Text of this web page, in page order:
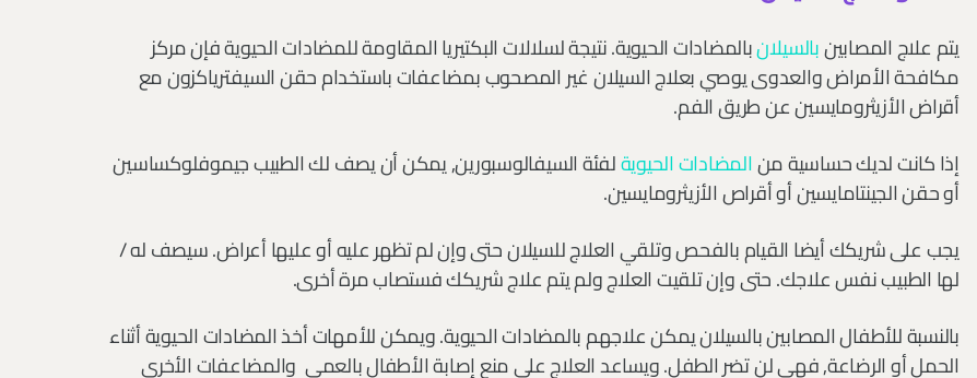
يتم علاج المصابينبالسيلانبالمضادات الحيوية. نتيجة لسلالات البكتيريا المقاومة للمضادات الحيوية فإن مركز
مكافحة الأمراض والعدوى يوصي بعلاج السيلان غير المصحوب بمضاعفات باستخدام حقن السيفترياكزون مع
أقراض الأزيثرومايسين عن طريق الفم.
إذا كانت لديك حساسية منالمضادات الحيويةلفئة السيفالوسبورين, يمكن أن يصف لك الطبيب جيموفلوكساسين
أو حقن الجينتامايسين أو أقراص الأزيثرومايسين.
يجب على شريكك أيضا القيام بالفحص وتلقي العلاج للسيلان حتى وإن لم تظهر عليه أو عليها أعراض. سيصف له /
لها الطبيب نفس علاجك. حتى وإن تلقيت العلاج ولم يتم علاج شريكك فستصاب مرة أخرى.
بالنسبة للأطفال المصابين بالسيلان يمكن علاجهم بالمضادات الحيوية. ويمكن للأمهات أخذ المضادات الحيوية أثناء
الحمل أو الرضاعة, فهي لن تضر الطفل. ويساعد العلاج على منع إصابة الأطفال بالعمى والمضاعفات الأخرى